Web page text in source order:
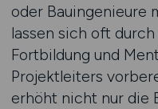
oder Bauingenieure
lassen sich oft
Fortbildung und
Projektleiters
erhöht nicht nur die